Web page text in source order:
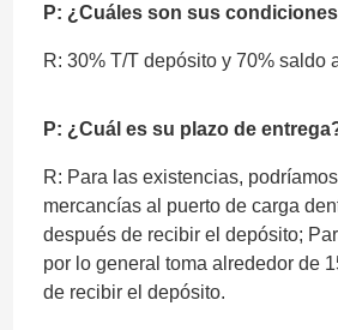
P: ¿Cuáles son sus
R: 30% T/T depósito y 70% saldo
P: ¿Cuál es su plazo de
R: Para las existencias,
mercancías al puerto de carga
después de recibir el depósito;
por lo general toma alrededor de
de recibir el depósito.